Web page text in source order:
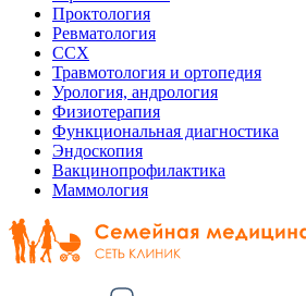
Проктология
Ревматология
ССХ
Травмотология и ортопедия
Урология, андрология
Физиотерапия
Функциональная диагностика
Эндоскопия
Вакцинопрофилактика
Маммология